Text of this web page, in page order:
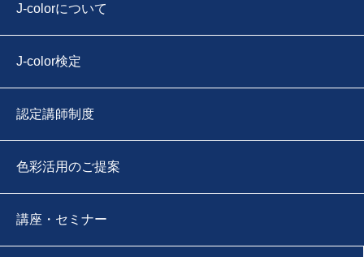
J-colorについて
J-color検定
認定講師制度
色彩活用のご提案
講座・セミナー